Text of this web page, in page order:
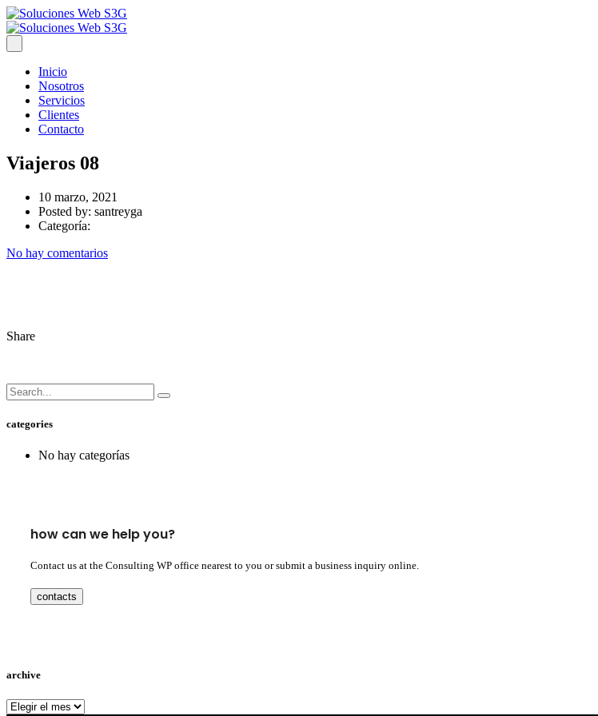
Inicio
Nosotros
Servicios
Clientes
Contacto
Viajeros 08
10 marzo, 2021
Posted by: santreyga
Categoría:
No hay comentarios
Share
categories
No hay categorías
how can we help you?
Contact us at the Consulting WP office nearest to you or submit a business inquiry online.
contacts
archive
archive